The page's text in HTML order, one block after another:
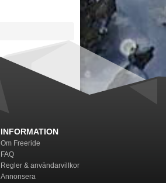
INFORMATION
Om Freeride
FAQ
Regler & användarvillkor
Annonsera